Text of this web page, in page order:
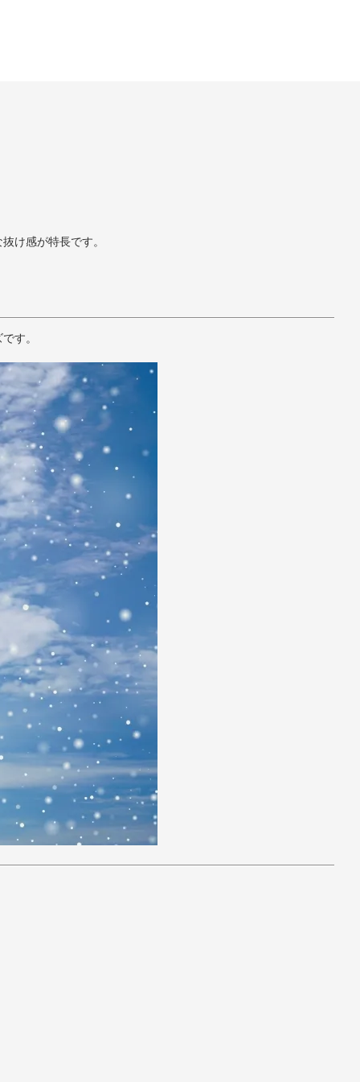
け感が特長です。
す。